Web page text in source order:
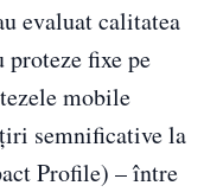
evaluat calitatea
fixe pe
mobile
semnificative la
Profile) – între